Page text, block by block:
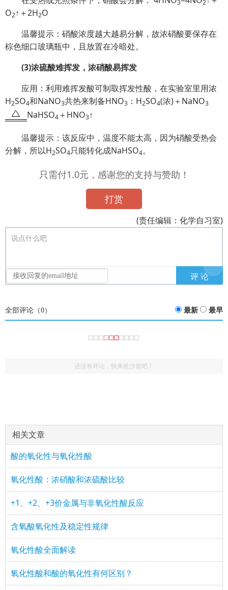
3 2
O2↑＋2H2O
温馨提示：硝酸浓度越大越易分解，故浓硝酸要保存在
棕色细口玻璃瓶中，且放置在冷暗处。
(3)浓硫酸难挥发，浓硝酸易挥发
应用：利用难挥发酸可制取挥发性酸，在实验室里用浓
H2SO4和NaNO3共热来制备HNO3 ：H2SO4(浓)＋NaNO3
NaHSO4 ＋HNO3↑
温馨提示：该反应中，温度不能太高，因为硝酸受热会
分解，所以H2SO4只能转化成NaHSO4。
只需付1.0元，感谢您的支持与赞助！
打赏
(责任编辑：化学自习室)
说点什么吧
全部评论（0） 最新 最早
还没有评论，快来抢沙发吧！
相关文章
酸的氧化性与氧化性酸
氧化性酸：浓硝酸和浓硫酸比较
+1、+2、+3价金属与非氧化性酸反应
含氧酸氧化性及稳定性规律
氧化性酸全面解读
氧化性酸和酸的氧化性有何区别？